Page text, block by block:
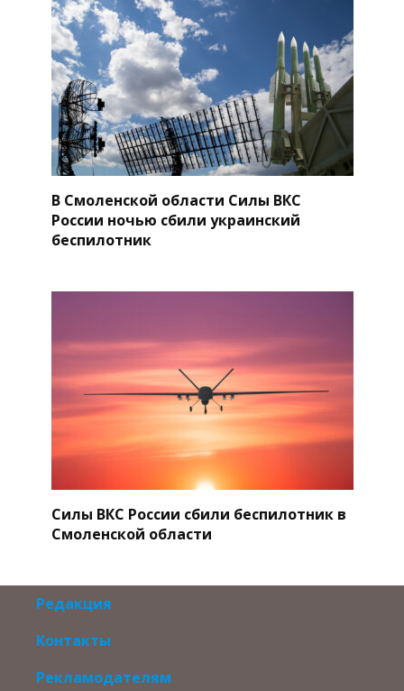
В Смоленской области Силы ВКС
России ночью сбили украинский
беспилотник
Силы ВКС России сбили беспилотник в
Смоленской области
Редакция
Контакты
Рекламодателям